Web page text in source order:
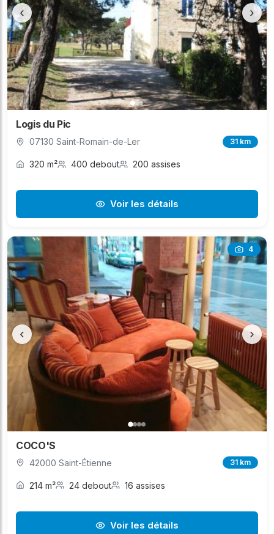
‹ ›
Logis du Pic
07130 Saint-Romain-de-Ler 31 km
320 m² 400 debout 200 assises
Voir les détails
4
‹ ›
COCO'S
42000 Saint-Étienne 31 km
214 m² 24 debout 16 assises
Voir les détails